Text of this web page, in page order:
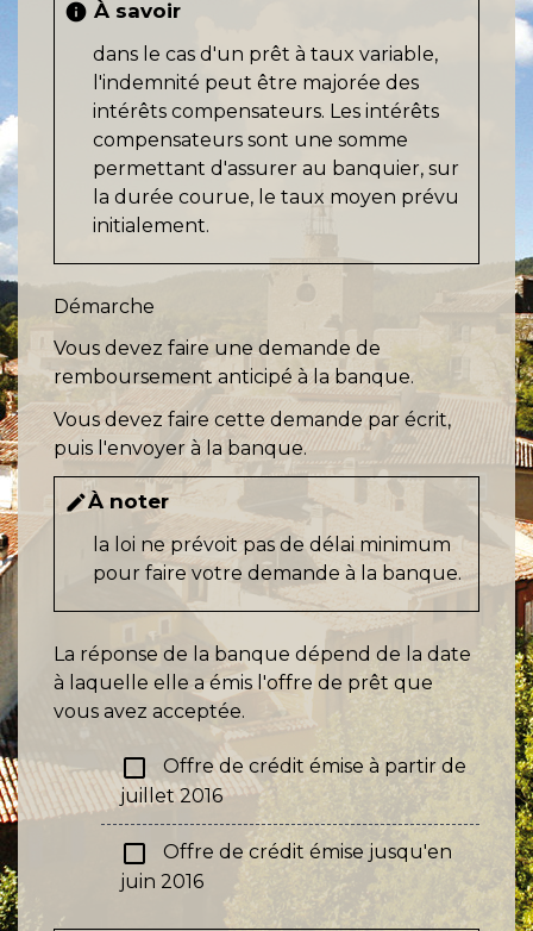
info À savoir
dans le cas d'un prêt à taux variable,
l'indemnité peut être majorée des
intérêts compensateurs. Les intérêts
compensateurs sont une somme
permettant d'assurer au banquier, sur
la durée courue, le taux moyen prévu
initialement.
Démarche
Vous devez faire une demande de
remboursement anticipé à la banque.
Vous devez faire cette demande par écrit,
puis l'envoyer à la banque.
editÀ noter
la loi ne prévoit pas de délai minimum
pour faire votre demande à la banque.
La réponse de la banque dépend de la date
à laquelle elle a émis l'offre de prêt que
vous avez acceptée.
check_box_outline_blank
Offre de crédit émise à partir de
juillet 2016
check_box_outline_blank
Offre de crédit émise jusqu'en
juin 2016